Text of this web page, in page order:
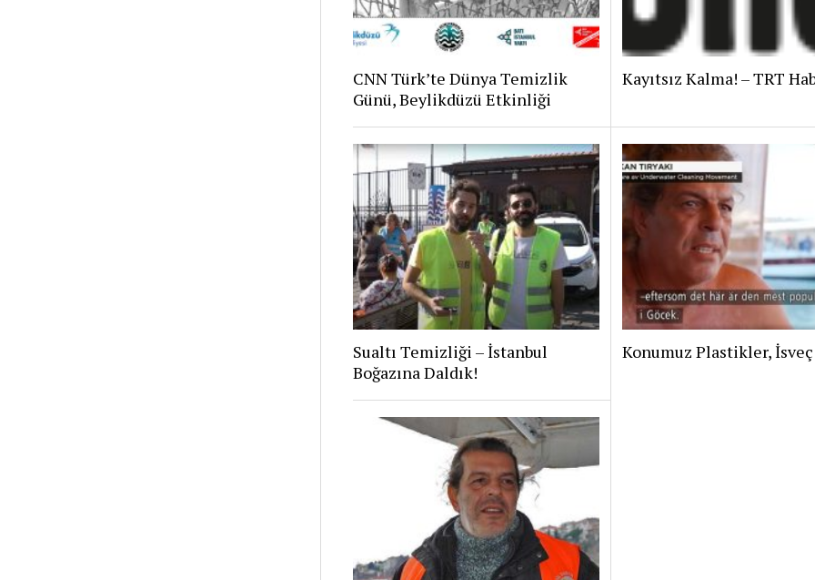
CNN Türk’te Dünya Temizlik
Günü, Beylikdüzü Etkinliği
Kayıtsız Kalma! – TRT
Sualtı Temizliği – İstanbul
Boğazına Daldık!
Konumuz Plastikler,